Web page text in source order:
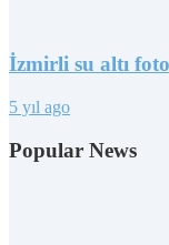
İzmirli su altı
5 yıl ago
Popular News